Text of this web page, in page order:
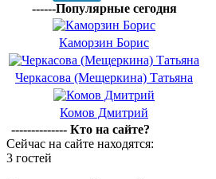
------Популярные сегодня
Каморзин Борис
Черкасова (Мещеркина) Татьяна
Комов Дмитрий
-------------- Кто на сайте?
Сейчас на сайте находятся:
3 гостей